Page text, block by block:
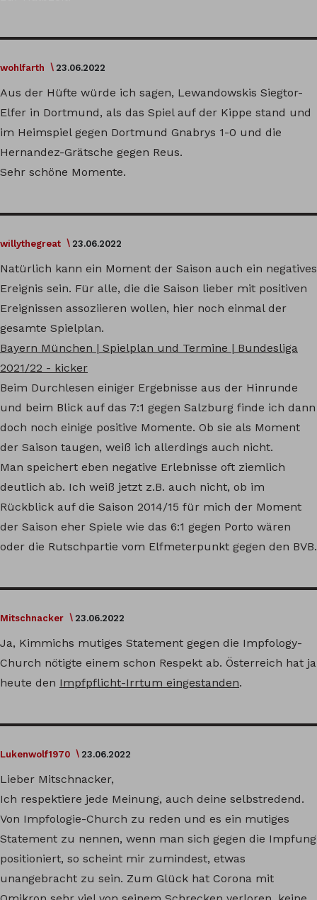
wohlfarth 23.06.2022
Aus der Hüfte würde ich sagen, Lewandowskis Siegtor-
Elfer in Dortmund, als das Spiel auf der Kippe stand und
im Heimspiel gegen Dortmund Gnabrys 1-0 und die
Hernandez-Grätsche gegen Reus.
Sehr schöne Momente.
willythegreat 23.06.2022
Natürlich kann ein Moment der Saison auch ein negatives
Ereignis sein. Für alle, die die Saison lieber mit positiven
Ereignissen assoziieren wollen, hier noch einmal der
gesamte Spielplan.
Bayern München | Spielplan und Termine | Bundesliga
2021/22 - kicker
Beim Durchlesen einiger Ergebnisse aus der Hinrunde
und beim Blick auf das 7:1 gegen Salzburg finde ich dann
doch noch einige positive Momente. Ob sie als Moment
der Saison taugen, weiß ich allerdings auch nicht.
Man speichert eben negative Erlebnisse oft ziemlich
deutlich ab. Ich weiß jetzt z.B. auch nicht, ob im
Rückblick auf die Saison 2014/15 für mich der Moment
der Saison eher Spiele wie das 6:1 gegen Porto wären
oder die Rutschpartie vom Elfmeterpunkt gegen den BVB.
Mitschnacker 23.06.2022
Ja, Kimmichs mutiges Statement gegen die Impfology-
Church nötigte einem schon Respekt ab. Österreich hat ja
heute den Impfpflicht-Irrtum eingestanden.
Lukenwolf1970 23.06.2022
Lieber Mitschnacker,
Ich respektiere jede Meinung, auch deine selbstredend.
Von Impfologie-Church zu reden und es ein mutiges
Statement zu nennen, wenn man sich gegen die Impfung
positioniert, so scheint mir zumindest, etwas
unangebracht zu sein. Zum Glück hat Corona mit